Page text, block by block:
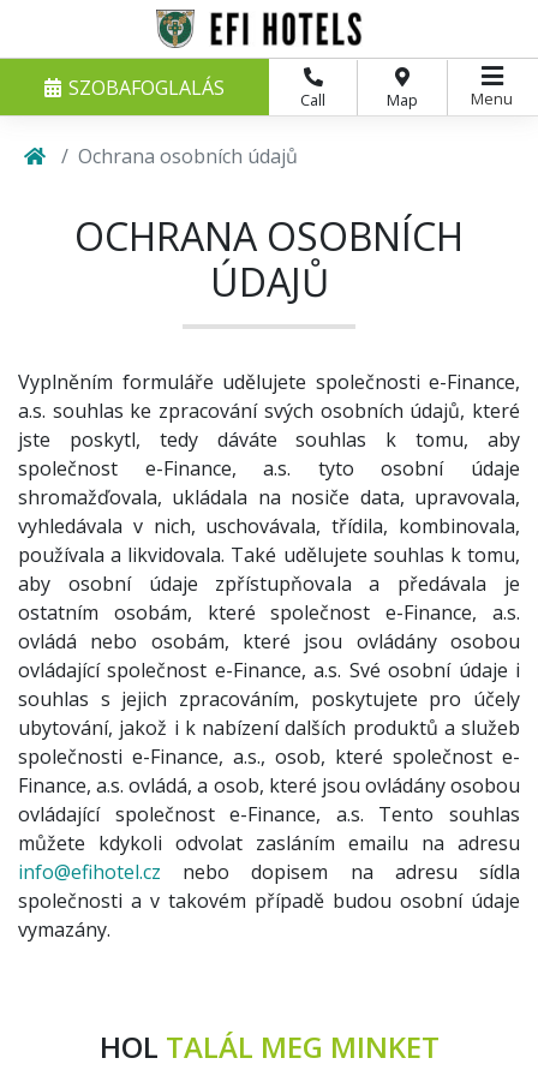
Call Map
SZOBAFOGLALÁS Menu
Ochrana osobních údajů
OCHRANA OSOBNÍCH
ÚDAJŮ
Vyplněním formuláře udělujete společnosti e-Finance,
a.s. souhlas ke zpracování svých osobních údajů, které
jste poskytl, tedy dáváte souhlas k tomu, aby
společnost e-Finance, a.s. tyto osobní údaje
shromažďovala, ukládala na nosiče data, upravovala,
vyhledávala v nich, uschovávala, třídila, kombinovala,
používala a likvidovala. Také udělujete souhlas k tomu,
aby osobní údaje zpřístupňovala a předávala je
ostatním osobám, které společnost e-Finance, a.s.
ovládá nebo osobám, které jsou ovládány osobou
ovládající společnost e-Finance, a.s. Své osobní údaje i
souhlas s jejich zpracováním, poskytujete pro účely
ubytování, jakož i k nabízení dalších produktů a služeb
společnosti e-Finance, a.s., osob, které společnost e-
Finance, a.s. ovládá, a osob, které jsou ovládány osobou
ovládající společnost e-Finance, a.s. Tento souhlas
můžete kdykoli odvolat zasláním emailu na adresu
info@efihotel.cz nebo dopisem na adresu sídla
společnosti a v takovém případě budou osobní údaje
vymazány.
HOL TALÁL MEG MINKET